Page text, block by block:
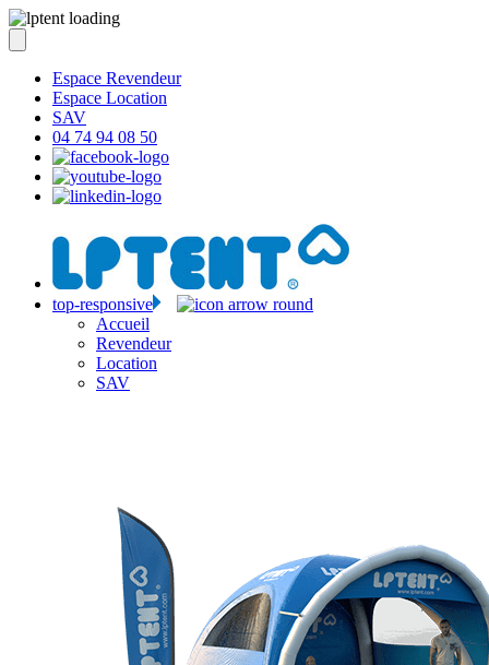
Espace Revendeur
Espace Location
SAV
04 74 94 08 50
top-responsive
Accueil
Revendeur
Location
SAV